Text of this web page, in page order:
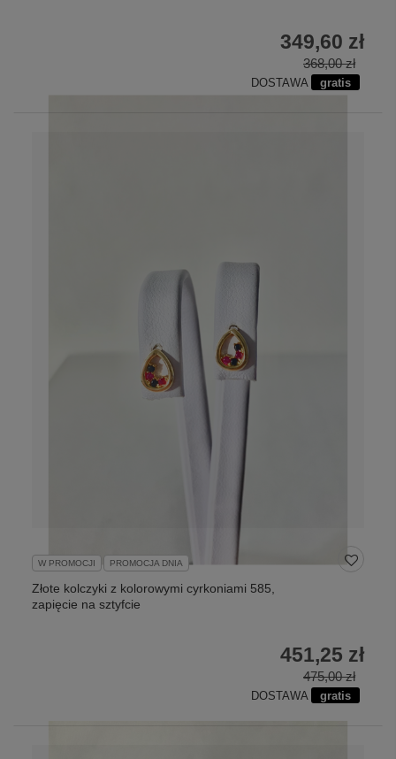
368,00 zł
349,60 zł
DOSTAWA gratis
W PROMOCJI PROMOCJA DNIA
Złote kolczyki z kolorowymi cyrkoniami 585,
zapięcie na sztyfcie
475,00 zł
451,25 zł
DOSTAWA gratis